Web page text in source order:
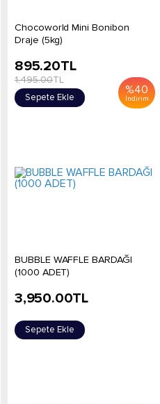
Chocoworld Mini Bonibon
Draje (5kg)
%40
İndirim
895.20TL
1,495.00TL
Sepete Ekle
BUBBLE WAFFLE BARDAĞI
(1000 ADET)
3,950.00TL
Sepete Ekle